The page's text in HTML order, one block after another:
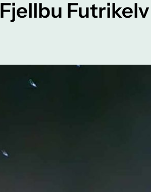
Fjellbu Futrikelv